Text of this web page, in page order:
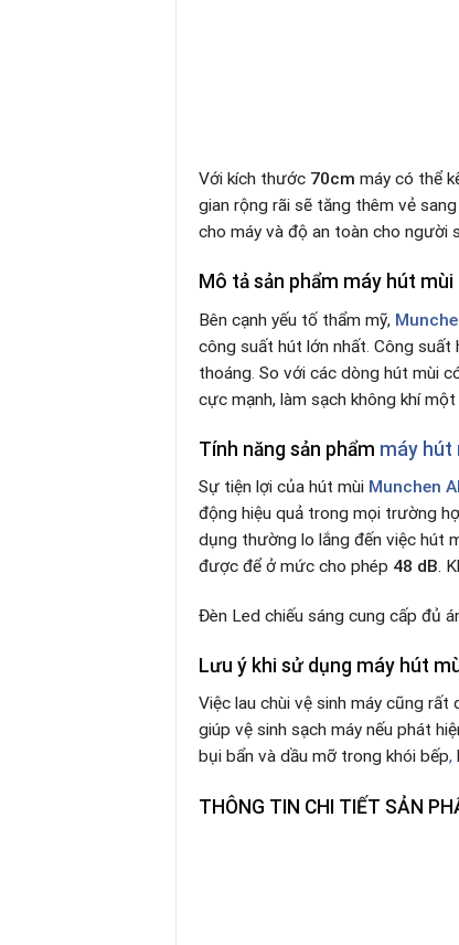
Với kích thước 70cm máy có thể
gian rộng rãi sẽ tăng thêm vẻ
cho máy và độ an toàn cho người
Mô tả sản phẩm máy hút mùi
Bên cạnh yếu tố thẩm mỹ,
công suất hút lớn nhất Công suất
thoáng So với các dòng hút mùi
cực mạnh, làm sạch không khí
Tính năng sản phẩm máy hút
Sự tiện lợi của hút mùi Munchen
động hiệu quả trong mọi trường
dụng thường lo lắng đến việc hút
được để ở mức cho phép 48 dB.
Đèn Led chiếu sáng cung cấp đủ
Lưu ý khi sử dụng máy hút
Việc lau chùi vệ sinh máy cũng
giúp vệ sinh sạch máy nếu phát
bụi bẩn và dầu mỡ trong khói bếp,
THÔNG TIN CHI TIẾT SẢN